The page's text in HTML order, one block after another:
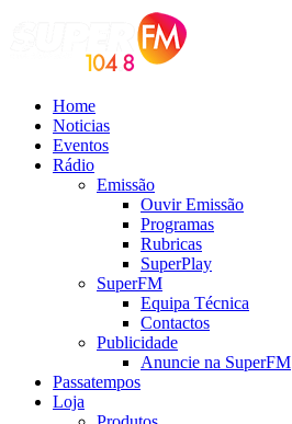
Home
Noticias
Eventos
Rádio
Emissão
Ouvir Emissão
Programas
Rubricas
SuperPlay
SuperFM
Equipa Técnica
Contactos
Publicidade
Anuncie na SuperFM
Passatempos
Loja